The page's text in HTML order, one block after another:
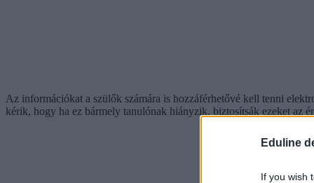
Eduline
If you wish
Az információkat a szülők számára is hozzáférhetővé kell tenni
kérik, hogy ha ez bármely tanulónak hiányzik, biztosítsák ezeket az